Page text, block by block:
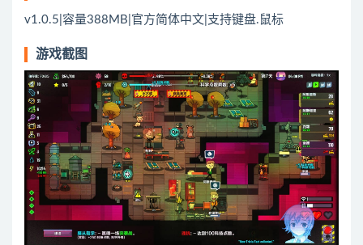
v1.0.5|容量388MB|官方简体中文|支持键盘.鼠标
游戏截图